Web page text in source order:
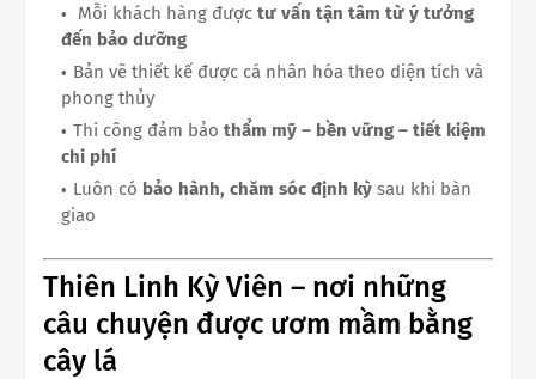
Mỗi khách hàng được tư vấn tận tâm từ ý tưởng
đến bảo dưỡng
Bản vẽ thiết kế được cá nhân hóa theo diện tích và
phong thủy
Thi công đảm bảo thẩm mỹ – bền vững – tiết kiệm
chi phí
Luôn có bảo hành, chăm sóc định kỳ sau khi bàn
giao
Thiên Linh Kỳ Viên – nơi những
câu chuyện được ươm mầm bằng
cây lá